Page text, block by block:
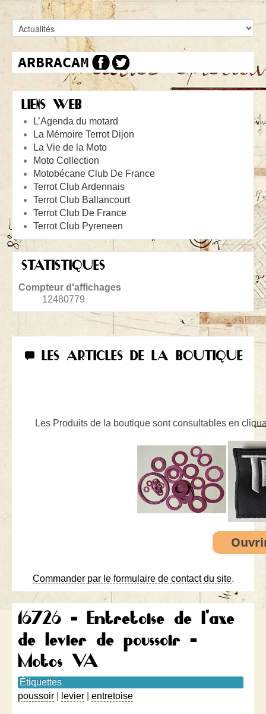
LIENS WEB
L’Agenda du motard
La Mémoire Terrot Dijon
La Vie de la Moto
Moto Collection
Motobécane Club De France
Terrot Club Ardennais
Terrot Club Ballancourt
Terrot Club De France
Terrot Club Pyreneen
STATISTIQUES
Compteur d'affichages
12480779
LES ARTICLES DE LA BOUTIQUE
Les Produits de la boutique sont consultables en
Commander par le formulaire de contact du site.
16726 - Entretoise de l'axe
de levier de poussoir -
Motos VA
Étiquettes
poussoir
levier entretoise